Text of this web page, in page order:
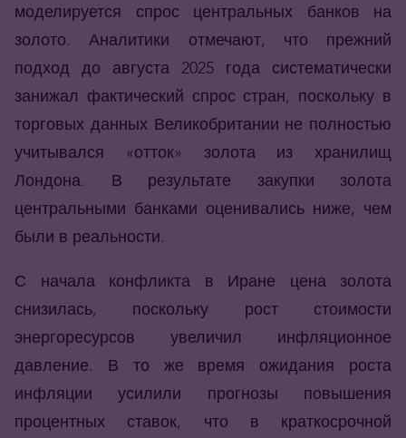
моделируется спрос центральных банков на
золото. Аналитики отмечают, что прежний
подход до августа 2025 года систематически
занижал фактический спрос стран, поскольку в
торговых данных Великобритании не полностью
учитывался «отток» золота из хранилищ
Лондона. В результате закупки золота
центральными банками оценивались ниже, чем
были в реальности.
С начала конфликта в Иране цена золота
снизилась, поскольку рост стоимости
энергоресурсов увеличил инфляционное
давление. В то же время ожидания роста
инфляции усилили прогнозы повышения
процентных ставок, что в краткосрочной